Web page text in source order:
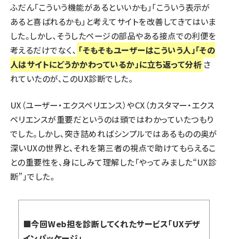
ふだん「こういう機能があるといいかも」「こういう表示が
あると喜ばれるかも」と考えてサイトを改善してきてはいま
した。しかし、そうしたページの部品やある接点での利便を
考えるだけでなく、 「そもそもユーザーはこういう人」「その
人はサイトにどうかかわっているか」に立ち返って分析 さ
れていたのが、このUX診断でした。
UX（ユーザー・エクスペリエンス）やCX（カスタマー・エクス
ペリエンスが重要だというのは頭ではわかっていたつもり
でした。しかし、突き詰めればシンプルではあるものの奥が
深いUXの世界と、それを第三者の視点で助けてもらえるこ
との重要性を、身にしみて理解した「やってみました“UX診
断”」でした。
■今回Web担を診断してくれたサービス「UXデザ